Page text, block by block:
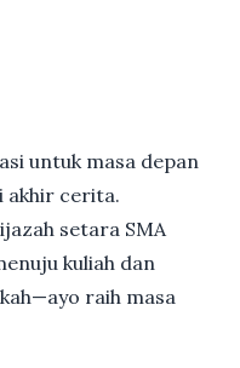
untuk masa depan
akhir cerita.
setara SMA
kuliah dan
raih masa